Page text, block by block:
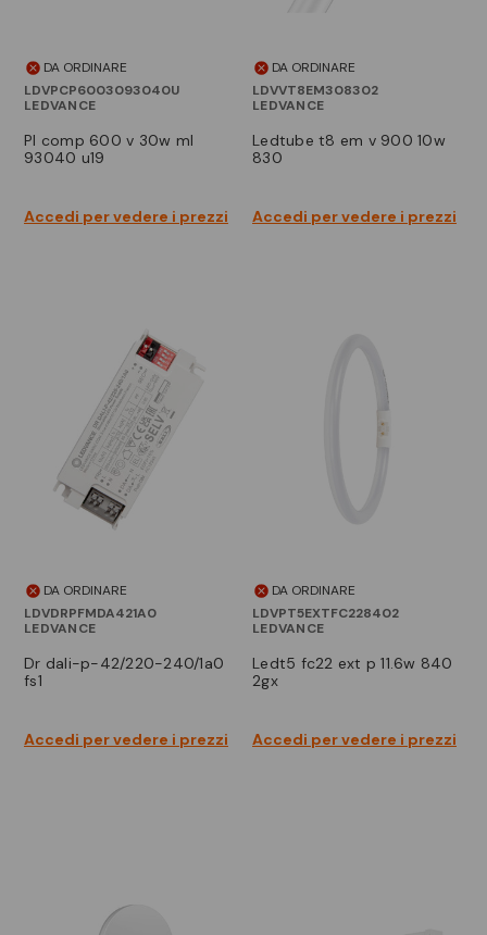
DA ORDINARE
LDVPCP6003093040U
LEDVANCE
pl comp 600 v 30w ml
93040 u19
Accedi per vedere i prezzi
DA ORDINARE
LDVVT8EM308302
LEDVANCE
ledtube t8 em v 900 10w
830
Accedi per vedere i prezzi
DA ORDINARE
LDVDRPFMDA421A0
LEDVANCE
dr dali-p-42/220-240/1a0
fs1
Accedi per vedere i prezzi
DA ORDINARE
LDVPT5EXTFC228402
LEDVANCE
ledt5 fc22 ext p 11.6w 840
2gx
Accedi per vedere i prezzi